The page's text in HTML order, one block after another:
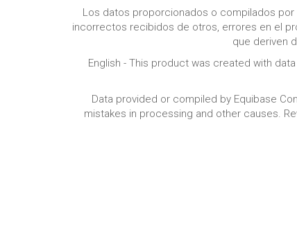
Los datos proporcionados o compilados
incorrectos recibidos de otros, errores en el
que deriven
English - This product was created with
Data provided or compiled by Equibase
mistakes in processing and other causes.